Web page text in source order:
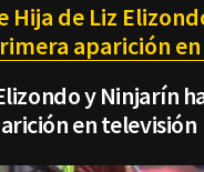
Hija de Liz
aparición
y Ninjarín
en televisión